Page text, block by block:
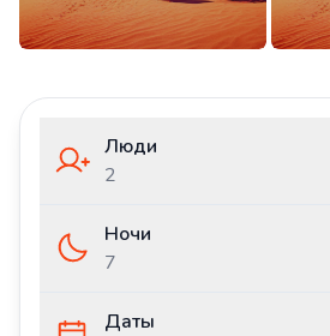
Люди
2
Ночи
7
Даты